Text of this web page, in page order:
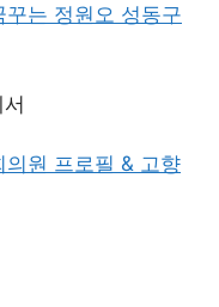
는 정원오 성동구
원 프로필 & 고향